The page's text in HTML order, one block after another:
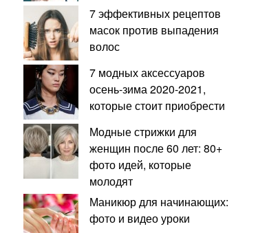
7 эффективных рецептов
масок против выпадения
волос
7 модных аксессуаров
осень-зима 2020-2021,
которые стоит приобрести
Модные стрижки для
женщин после 60 лет: 80+
фото идей, которые
молодят
Маникюр для начинающих:
фото и видео уроки